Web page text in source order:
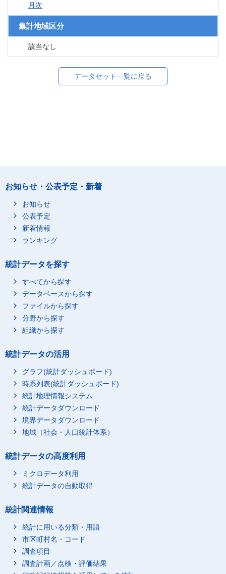
月次
集計地域区分
該当なし
データセット一覧に戻る
お知らせ・公表予定・新着
お知らせ
公表予定
新着情報
ランキング
統計データを探す
すべてから探す
データベースから探す
ファイルから探す
分野から探す
組織から探す
統計データの活用
グラフ(統計ダッシュボード)
時系列表(統計ダッシュボード)
統計地理情報システム
統計データダウンロード
境界データダウンロード
地域（社会・人口統計体系）
統計データの高度利用
ミクロデータ利用
統計データの自動取得
統計関連情報
統計に用いる分類・用語
市区町村名・コード
調査項目
調査計画／点検・評価結果